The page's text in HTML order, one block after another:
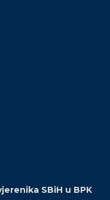
SBiH u BPK